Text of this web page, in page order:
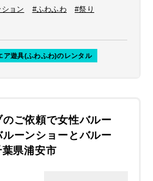
ョン #ふわふわ
#祭り
ア遊具(ふわふわ)のレンタル
ご依頼で女性バルー
ーンショーとバルー
県浦安市